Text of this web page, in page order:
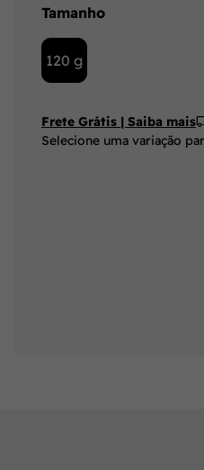
Frete Grátis | Saiba mais
Selecione uma variação
Tamanho
120 g